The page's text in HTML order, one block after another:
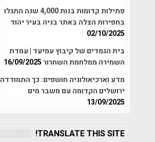
פתילות קדומות בנות 4,000 שנה התגלו
בחפירות הצלה באתר בניה בעיר יהוד
02/10/2025
בית הגמדים של קיבוץ עמיעד | עמדת
השמירה ממלחמת השחרור16/09/2025
מדע וארכיאולוגיה חושפים: כך התמודדה
ירושלים הקדומה עם משבר מים
13/09/2025
TRANSLATE THIS SITE!